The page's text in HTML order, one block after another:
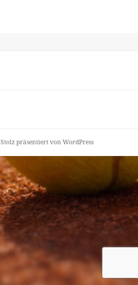
Stolz präsentiert von WordPress